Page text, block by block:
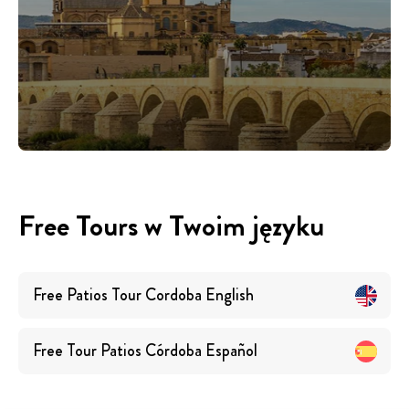
Free Tours w Twoim języku
Free Patios Tour Cordoba English
Free Tour Patios Córdoba Español